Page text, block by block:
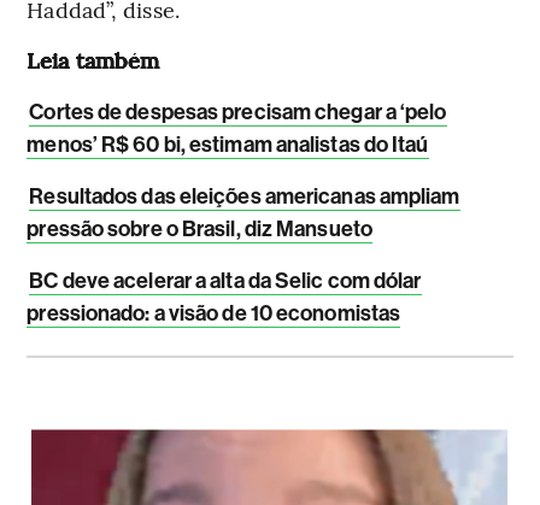
Haddad”, disse.
Leia também
Cortes de despesas precisam chegar a ‘pelo
menos’ R$ 60 bi, estimam analistas do Itaú
Resultados das eleições americanas ampliam
pressão sobre o Brasil, diz Mansueto
BC deve acelerar a alta da Selic com dólar
pressionado: a visão de 10 economistas